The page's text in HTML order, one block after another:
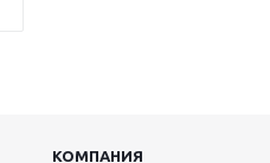
КОМПАНИЯ